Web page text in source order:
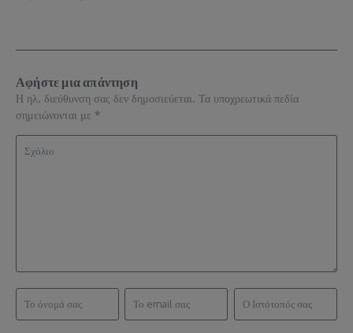
Αφήστε μια απάντηση
Η ηλ. διεύθυνση σας δεν δημοσιεύεται. Τα υποχρεωτικά πεδία
σημειώνονται με *